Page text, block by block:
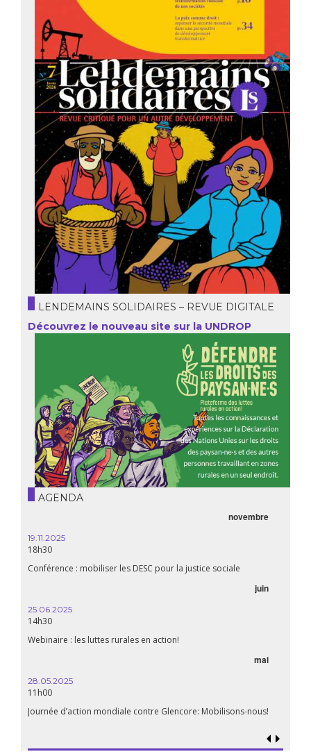
LENDEMAINS SOLIDAIRES – REVUE DIGITALE
Découvrez le nouveau site sur la UNDROP
AGENDA
novembre
19.11.2025
18h30
Conférence : mobiliser les DESC pour la justice sociale
juin
25.06.2025
14h30
Webinaire : les luttes rurales en action!
mai
28.05.2025
11h00
Journée d’action mondiale contre Glencore: Mobilisons-nous!